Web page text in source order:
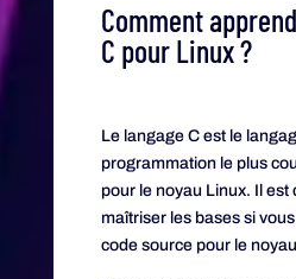
Comment
C pour Linux ?
Le langage C est le
programmation le plus
pour le noyau Linux. Il est
maîtriser les bases si
code source pour le